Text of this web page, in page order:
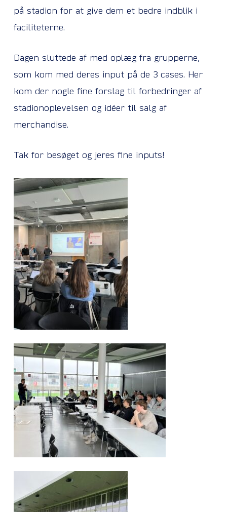
på stadion for at give dem et bedre indblik i
faciliteterne.
Dagen sluttede af med oplæg fra grupperne,
som kom med deres input på de 3 cases. Her
kom der nogle fine forslag til forbedringer af
stadionoplevelsen og idéer til salg af
merchandise.
Tak for besøget og jeres fine inputs!